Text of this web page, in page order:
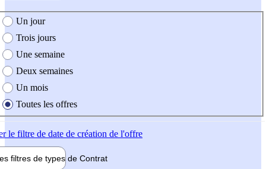
création de l'offre
Un jour
Trois jours
Une semaine
Deux semaines
Un mois
Toutes les offres
le filtre de date de création de l'offre
filtres de types de Contrat